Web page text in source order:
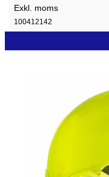
Exkl. moms
100412142